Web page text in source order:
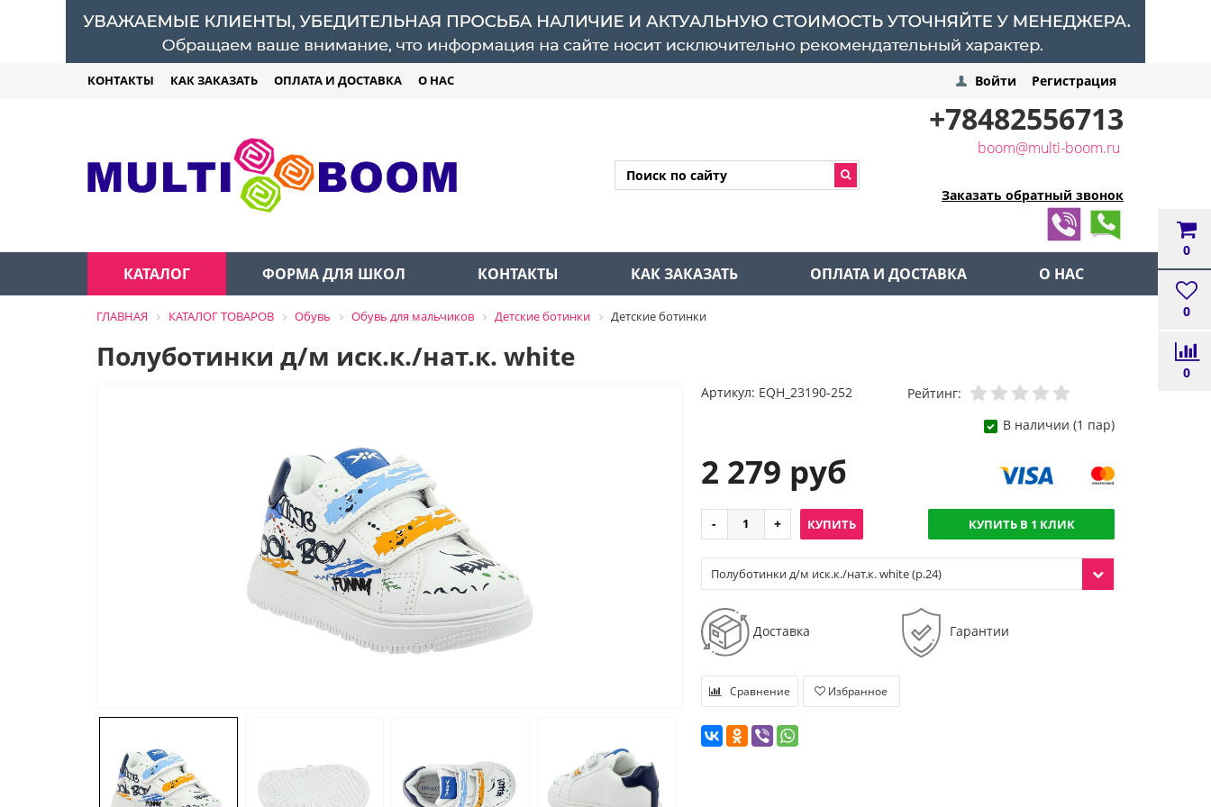
КОНТАКТЫ КАК ЗАКАЗАТЬ ОПЛАТА И ДОСТАВКА О НАС
0
0
0
Войти Регистрация
+78482556713
boom@multi-boom.ru
Заказать обратный звонок
КАТАЛОГ ФОРМА ДЛЯ ШКОЛ КОНТАКТЫ КАК ЗАКАЗАТЬ ОПЛАТА И ДОСТАВКА О НАС
ГЛАВНАЯ КАТАЛОГ ТОВАРОВ Обувь Обувь для мальчиков Детские ботинки Детские ботинки
Полуботинки д/м иск.к./нат.к. white
Артикул: EQH_23190-252
Рейтинг:
В наличии (1 пар)
2 279 руб
КУПИТЬ КУПИТЬ В 1 КЛИК
Полуботинки д/м иск.к./нат.к. white (р.24)
Доставка Гарантии
Сравнение Избранное